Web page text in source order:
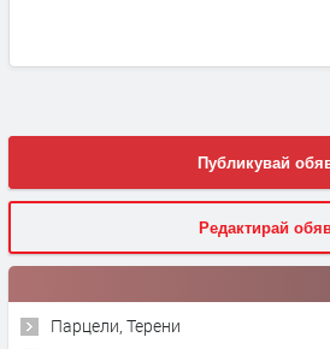
Публикувай
Редактирай
Парцели, Терени